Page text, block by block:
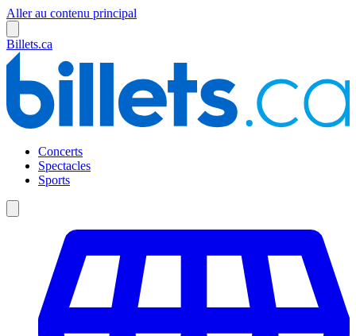
Aller au contenu principal
Billets.ca
Concerts
Spectacles
Sports